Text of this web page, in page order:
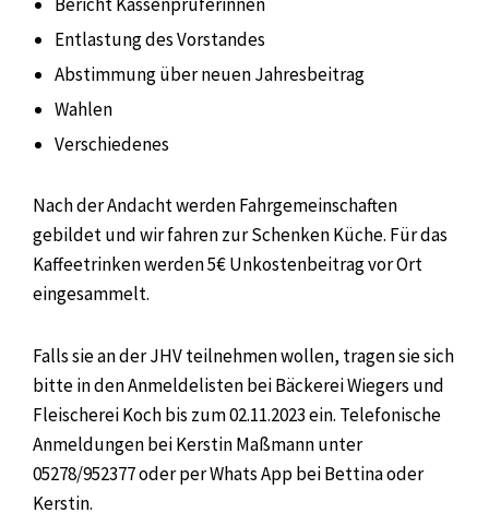
Entlastung des Vorstandes
Abstimmung über neuen Jahresbeitrag
Wahlen
Verschiedenes
Nach der Andacht werden Fahrgemeinschaften
gebildet und wir fahren zur Schenken Küche. Für das
Kaffeetrinken werden 5€ Unkostenbeitrag vor Ort
eingesammelt.
Falls sie an der JHV teilnehmen wollen, tragen sie sich
bitte in den Anmeldelisten bei Bäckerei Wiegers und
Fleischerei Koch bis zum 02.11.2023 ein. Telefonische
Anmeldungen bei Kerstin Maßmann unter
05278/952377 oder per Whats App bei Bettina oder
Kerstin.